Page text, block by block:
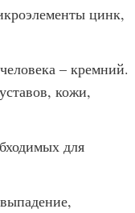
цинк,
– кремний.
кожи,
для